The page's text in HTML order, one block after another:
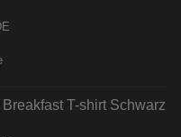
T-shirt Schwarz